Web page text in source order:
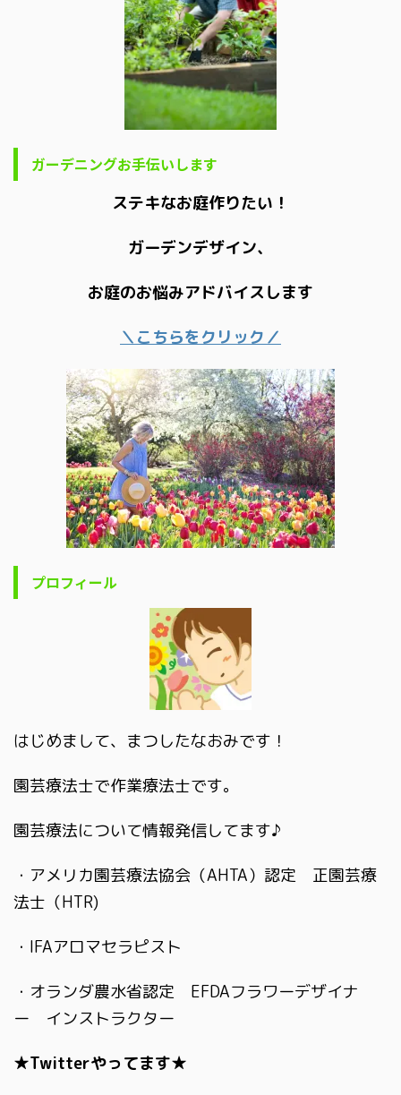
ガーデニングお手伝いします
ステキなお庭作りたい！
ガーデンデザイン、
お庭のお悩みアドバイスします
＼こちらをクリック／
プロフィール
はじめまして、まつしたなおみです！
園芸療法士で作業療法士です。
園芸療法について情報発信してます♪
・アメリカ園芸療法協会（AHTA）認定 正園芸療
法士（HTR)
・IFAアロマセラピスト
・オランダ農水省認定 EFDAフラワーデザイナ
ー インストラクター
★Twitterやってます★